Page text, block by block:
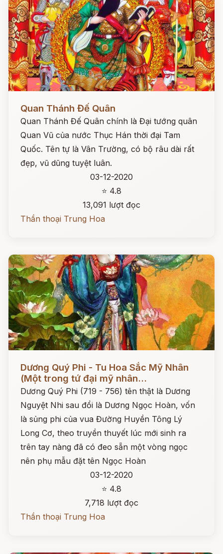
Quan Thánh Đế Quân
Quan Thánh Đế Quân chính là Đại tướng quân
Quan Vũ của nước Thục Hán thời đại Tam
Quốc. Tên tự là Vân Trường, có bộ râu dài rất
đẹp, vũ dũng tuyệt luân.
03-12-2020
⭐ 4.8
13,091 lượt đọc
Thần thoại Trung Hoa
Dương Quý Phi - Tu Hoa Sắc Mỹ Nhân
(Một trong tứ đại mỹ nhân...
Dương Quý Phi (719 - 756) tên thật là Dương
Nguyệt Nhi sau đổi là Dương Ngọc Hoàn, vốn
là sủng phi của vua Đường Huyền Tông Lý
Long Cơ, theo truyền thuyết lúc mới sinh ra
trên tay nàng đã có đeo sẵn một vòng ngọc
nên phụ mẫu đặt tên Ngọc Hoàn
03-12-2020
⭐ 4.8
7,718 lượt đọc
Thần thoại Trung Hoa